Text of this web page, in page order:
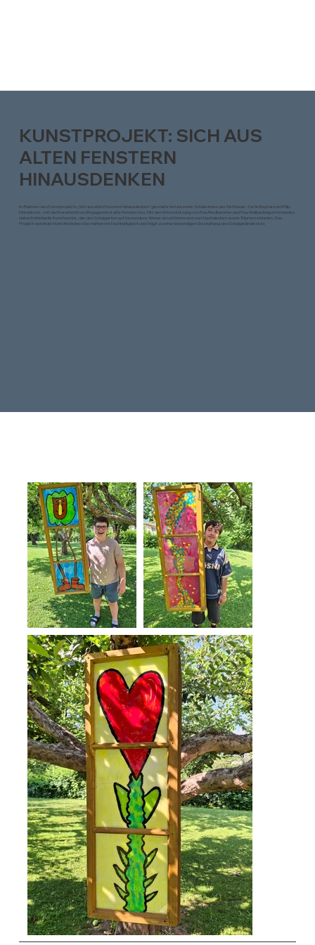
KUNSTPROJEKT: SICH AUS
ALTEN FENSTERN
HINAUSDENKEN
Im Rahmen des Kunstprojekts „Sich aus alten Fenstern hinausdenken“ gestalteten einzelne Schülerinnen der 3A-Klasse - Cetin Baybars und Filip
Marcinkovic - mit viel Kreativität und Engagement alte Fenster neu. Mit der Unterstützung von Frau Redhammer und Frau Walluschnig entstanden
dabei individuelle Kunstwerke, die den Schulgarten auf besondere Weise verschönern und zum Nachdenken sowie Träumen einladen. Das
Projekt verbindet künstlerisches Gestalten mit Nachhaltigkeit und trägt zu einer lebendigen Gestaltung des Schulgeländes bei.